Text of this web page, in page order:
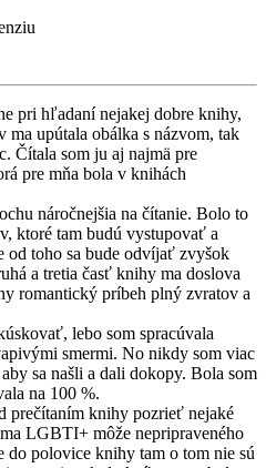
pri hľadaní nejakej dobre knihy,
upútala obálka s názvom, tak
Čítala som ju aj najmä pre
pre mňa bola v knihách
náročnejšia na čítanie. Bolo to
ktoré tam budú vystupovať a
od toho sa bude odvíjať zvyšok
a tretia časť knihy ma doslova
romantický príbeh plný zvratov a
lebo som spracúvala
smermi. No nikdy som viac
sa našli a dali dokopy. Bola som
na 100 %.
prečítaním knihy pozrieť nejaké
LGBTI+ môže nepripraveného
polovice knihy tam o tom nie sú